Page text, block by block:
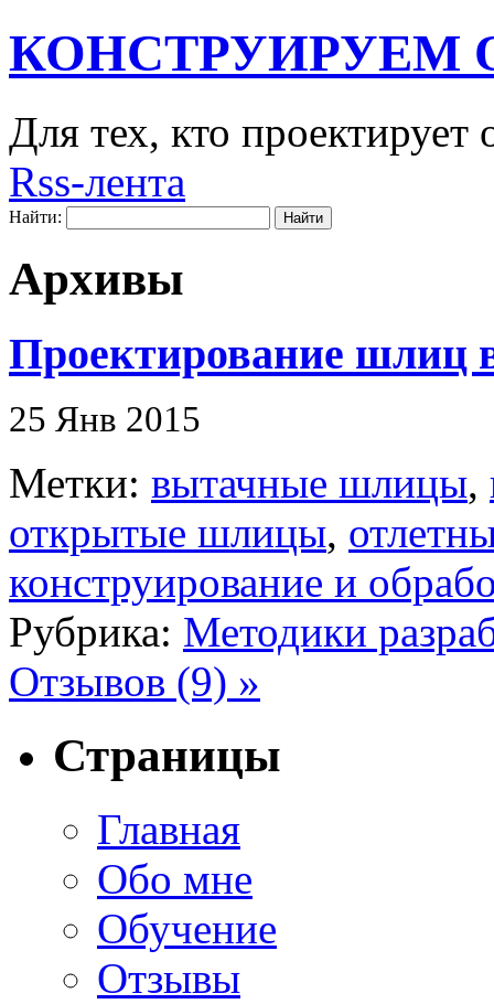
КОНСТРУИРУЕМ
Для тех, кто проектирует
Rss-лента
Найти:
Архивы
Проектирование шлиц
25 Янв 2015
Метки: вытачные шлицы,
открытые шлицы,
конструирование и
Рубрика: Методики
Отзывов (9) »
Страницы
Главная
Обо мне
Обучение
Отзывы